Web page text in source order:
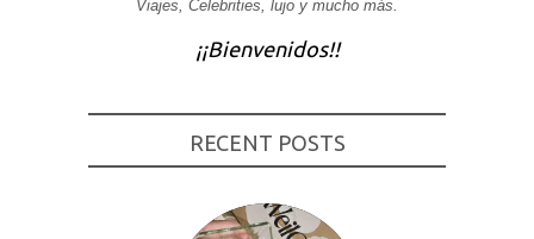
Viajes, Celebrities, lujo y mucho más.
¡¡Bienvenidos!!
RECENT POSTS
mejor posible
rechaza estas